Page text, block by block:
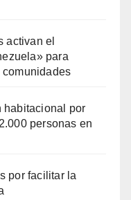
activan el
para
habitacional por
personas en
por facilitar la